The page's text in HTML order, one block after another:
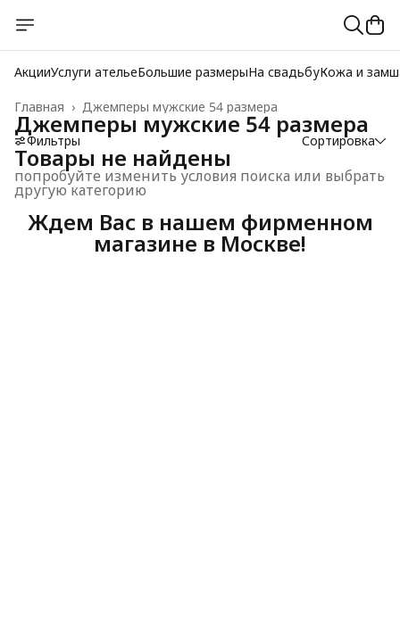
АкцииУслуги ательеБольшие размерыНа свадьбуКожа и
Джемперы мужские 54 размера
Главная ›
Джемперы мужские 54 размера
Фильтры Сортировка
Товары не найдены
попробуйте изменить условия поиска или выбрать
другую категорию
Ждем Вас в нашем фирменном
магазине в Москве!